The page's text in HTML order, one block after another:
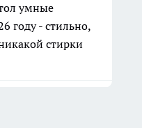
умные
году - стильно,
стирки